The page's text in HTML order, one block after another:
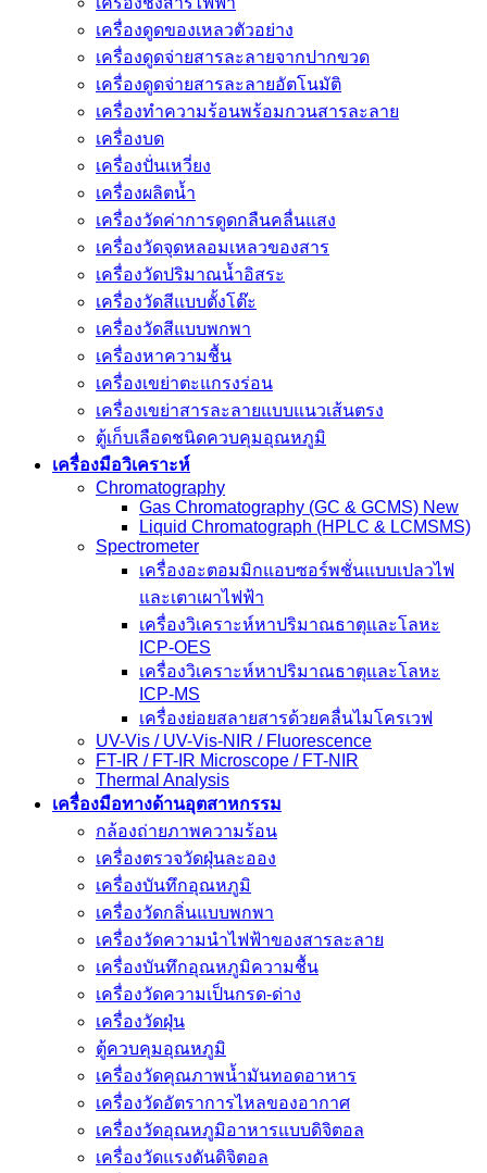
เครื่องดูดของเหลวตัวอย่าง
เครื่องดูดจ่ายสารละลายจากปากขวด
เครื่องดูดจ่ายสารละลายอัตโนมัติ
เครื่องทำความร้อนพร้อมกวนสารละลาย
เครื่องบด
เครื่องปั่นเหวี่ยง
เครื่องผลิตน้ำ
เครื่องวัดค่าการดูดกลืนคลื่นแสง
เครื่องวัดจุดหลอมเหลวของสาร
เครื่องวัดปริมาณน้ำอิสระ
เครื่องวัดสีแบบตั้งโต๊ะ
เครื่องวัดสีแบบพกพา
เครื่องหาความชื้น
เครื่องเขย่าตะแกรงร่อน
เครื่องเขย่าสารละลายแบบแนวเส้นตรง
ตู้เก็บเลือดชนิดควบคุมอุณหภูมิ
เครื่องมือวิเคราะห์
Chromatography
Gas Chromatography (GC & GCMS) New
Liquid Chromatograph (HPLC & LCMSMS)
Spectrometer
เครื่องอะตอมมิกแอบซอร์พชั่นแบบเปลวไฟ
และเตาเผาไฟฟ้า
เครื่องวิเคราะห์หาปริมาณธาตุและโลหะ
ICP-OES
เครื่องวิเคราะห์หาปริมาณธาตุและโลหะ
ICP-MS
เครื่องย่อยสลายสารด้วยคลื่นไมโครเวฟ
UV-Vis / UV-Vis-NIR / Fluorescence
FT-IR / FT-IR Microscope / FT-NIR
Thermal Analysis
เครื่องมือทางด้านอุตสาหกรรม
กล้องถ่ายภาพความร้อน
เครื่องตรวจวัดฝุ่นละออง
เครื่องบันทึกอุณหภูมิ
เครื่องวัดกลิ่นแบบพกพา
เครื่องวัดความนําไฟฟ้าของสารละลาย
เครื่องบันทึกอุณหภูมิความชื้น
เครื่องวัดความเป็นกรด-ด่าง
เครื่องวัดฝุ่น
ตู้ควบคุมอุณหภูมิ
เครื่องวัดคุณภาพน้ำมันทอดอาหาร
เครื่องวัดอัตราการไหลของอากาศ
เครื่องวัดอุณหภูมิอาหารแบบดิจิตอล
เครื่องวัดแรงดันดิจิตอล